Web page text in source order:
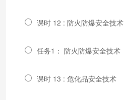
课时 12 : 防火防爆安全技术
任务1： 防火防爆安全技术
课时 13 : 危化品安全技术